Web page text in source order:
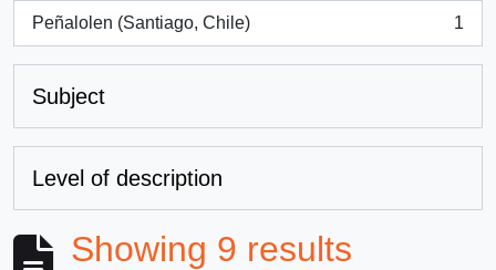
Peñalolen (Santiago, Chile)
, 1 results
1
Subject
Level of description
Showing 9 results